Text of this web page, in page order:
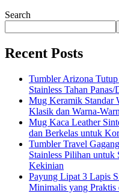
Search
Recent Posts
Tumbler Arizona
Stainless Tahan
Mug Keramik Standar
Klasik dan Warna-
Mug Kaca Leather
dan Berkelas untuk
Tumbler Travel
Stainless Pilihan
Kekinian
Payung Lipat 3 Lapis
Minimalis yang Praktis